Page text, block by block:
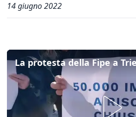
14 giugno 2022